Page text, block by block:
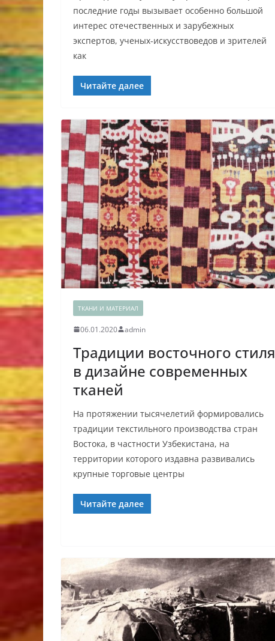
последние годы вызывает особенно большой
интерес отечественных и зарубежных
экспертов, ученых-искусствоведов и зрителей
как
Читайте далее
ТКАНИ И МАТЕРИАЛ
06.01.2020 admin
Традиции восточного стиля
в дизайне современных
тканей
На протяжении тысячелетий формировались
традиции текстильного производства стран
Востока, в частности Узбекистана, на
территории которого издавна развивались
крупные торговые центры
Читайте далее